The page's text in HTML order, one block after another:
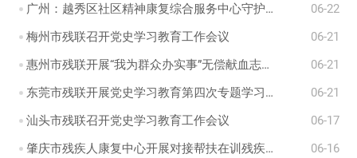
广州：越秀区社区精神康复综合服务中心守护疫情下的精神康复者
06-22
梅州市残联召开党史学习教育工作会议
06-21
惠州市残联开展“我为群众办实事”无偿献血志愿活动
06-21
东莞市残联开展党史学习教育第四次专题学习会
06-21
汕头市残联召开党史学习教育工作会议
06-17
肇庆市残疾人康复中心开展对接帮扶在训残疾儿童活动
06-16